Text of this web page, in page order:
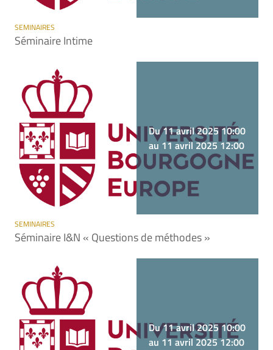
SEMINAIRES
Séminaire Intime
Du 11 avril 2025 10:00
au 11 avril 2025 12:00
SEMINAIRES
Séminaire I&N « Questions de méthodes »
Du 11 avril 2025 10:00
au 11 avril 2025 12:00